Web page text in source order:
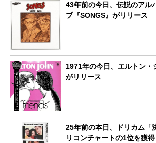
43年前の今日、伝説のアル
ブ『SONGS』がリリース
1971年の今日、エルトン・
がリリース
25年前の本日、ドリカム「
リコンチャートの1位を獲得